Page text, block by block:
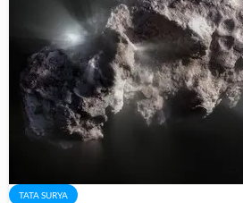
TATA SURYA